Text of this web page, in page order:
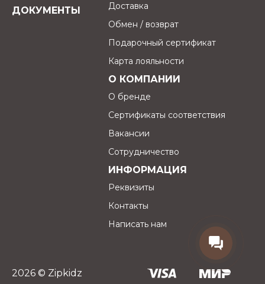
ДОКУМЕНТЫ
Доставка
Обмен / возврат
Подарочный сертификат
Карта лояльности
О КОМПАНИИ
О бренде
Сертификаты соответствия
Вакансии
Сотрудничество
ИНФОРМАЦИЯ
Реквизиты
Контакты
Написать нам
2026 © Zipkidz